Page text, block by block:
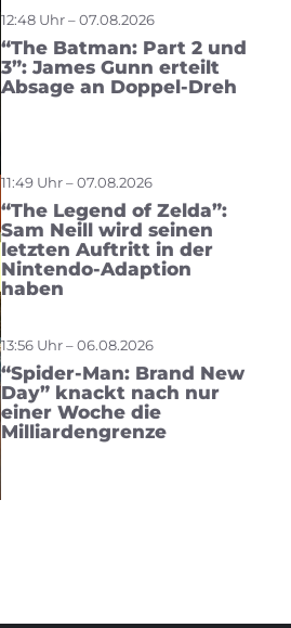
12:48 Uhr – 07.08.2026
“The Batman: Part 2 und
3”: James Gunn erteilt
Absage an Doppel-Dreh
11:49 Uhr – 07.08.2026
“The Legend of Zelda”:
Sam Neill wird seinen
letzten Auftritt in der
Nintendo-Adaption
haben
13:56 Uhr – 06.08.2026
“Spider-Man: Brand New
Day” knackt nach nur
einer Woche die
Milliardengrenze